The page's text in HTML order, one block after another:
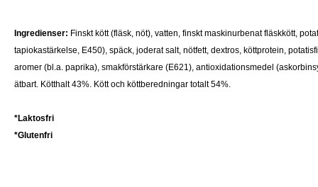
Ingredienser: Finskt kött (fläsk, nöt), vatten, finskt maskinurbenat fläskkött,
tapiokastärkelse, E450), späck, joderat salt, nötfett, dextros, köttprotein,
aromer (bl.a. paprika), smakförstärkare (E621), antioxidationsmedel
ätbart. Kötthalt 43%. Kött och köttberedningar totalt 54%.
*Laktosfri
*Glutenfri